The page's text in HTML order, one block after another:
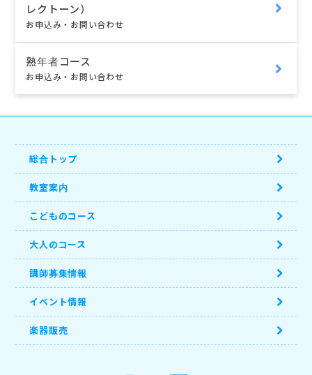
レクトーン）
お申込み・お問い合わせ
熟年者コース
お申込み・お問い合わせ
総合トップ
教室案内
こどものコース
大人のコース
講師募集情報
イベント情報
楽器販売